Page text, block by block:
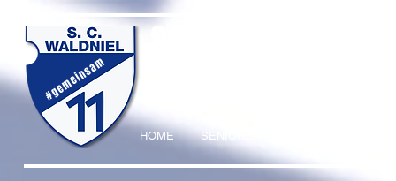
SC WALDNIEL
HOME SENIOREN
#gemeinsam